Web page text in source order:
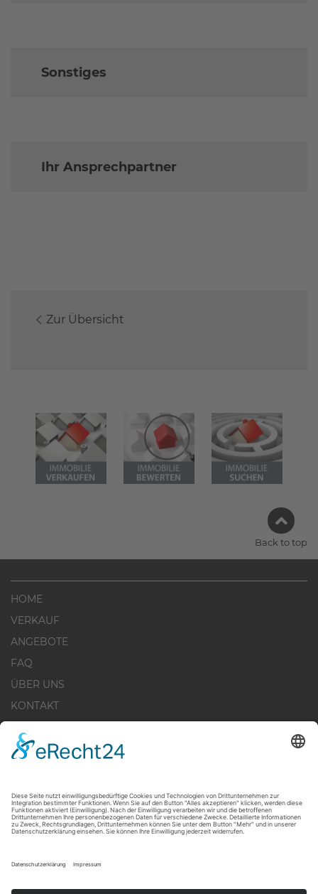
Sonstiges
Ihr Ansprechpartner
Zur Übersicht
Back to top
HOME
VERKAUF
ANGEBOTE
FAQ
ÜBER UNS
KONTAKT
IMPRESSUM
WIDERRUFSBELEHRUNG
+49 30 - 28 44 519 - 20